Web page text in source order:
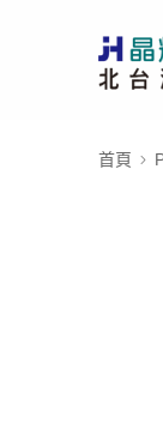
首頁